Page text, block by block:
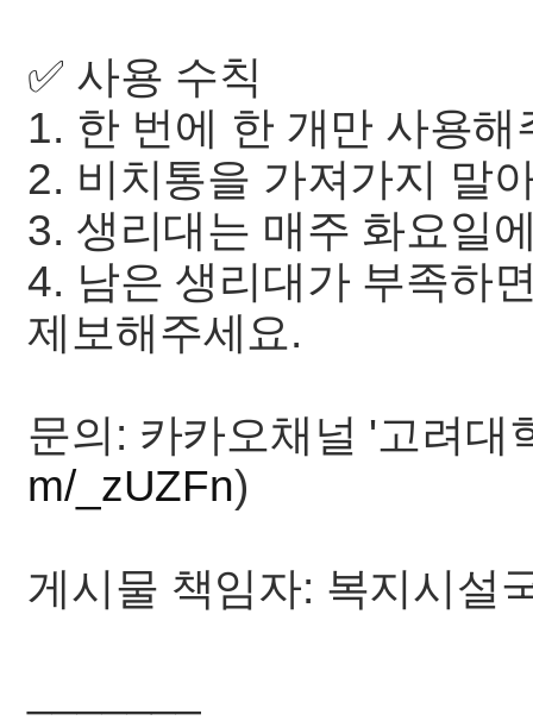
✅ 사용 수칙
1. 한 번에 한 개만 사용해
2. 비치통을 가져가지 말
3. 생리대는 매주 화요일
4. 남은 생리대가 부족하
제보해주세요.
문의: 카카오채널 '고려대
m/_zUZFn)
게시물 책임자: 복지시설